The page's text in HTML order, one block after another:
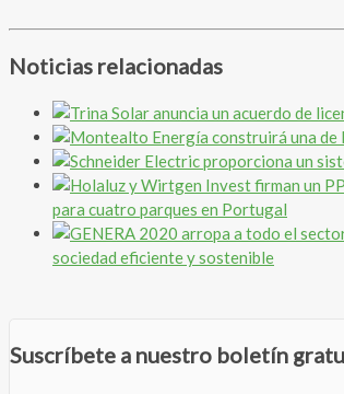
Noticias relacionadas
para cuatro parques en Portugal
sociedad eficiente y sostenible
Suscríbete a nuestro boletín